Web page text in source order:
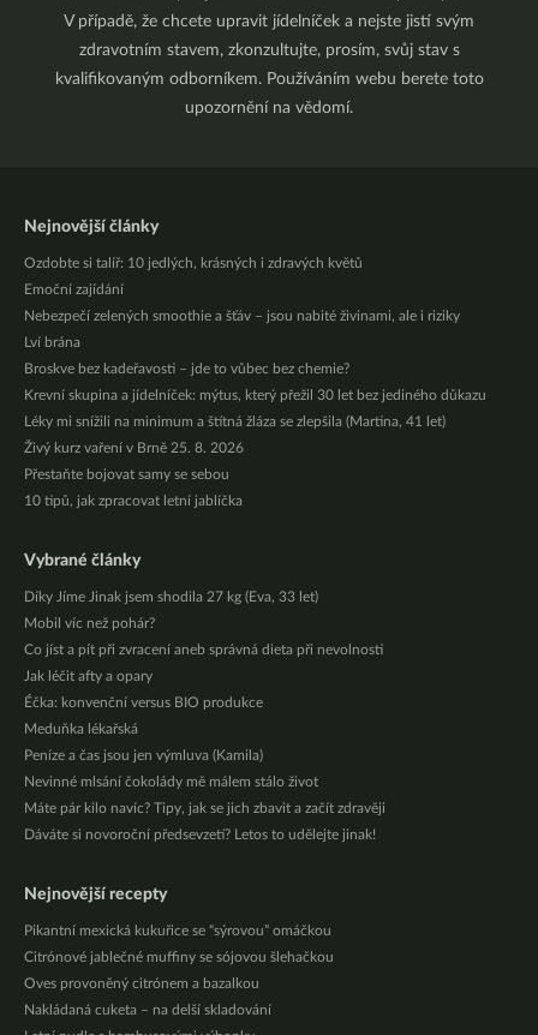
V případě, že chcete upravit jídelníček a nejste jistí svým
zdravotním stavem, zkonzultujte, prosím, svůj stav s
kvalifikovaným odborníkem. Používáním webu berete toto
upozornění na vědomí.
Nejnovější články
Ozdobte si talíř: 10 jedlých, krásných i zdravých květů
Emoční zajídání
Nebezpečí zelených smoothie a šťáv – jsou nabité živinami, ale i riziky
Lví brána
Broskve bez kadeřavosti – jde to vůbec bez chemie?
Krevní skupina a jídelníček: mýtus, který přežil 30 let bez jediného důkazu
Léky mi snížili na minimum a štítná žláza se zlepšila (Martina, 41 let)
Živý kurz vaření v Brně 25. 8. 2026
Přestaňte bojovat samy se sebou
10 tipů, jak zpracovat letní jablíčka
Vybrané články
Díky Jíme Jinak jsem shodila 27 kg (Eva, 33 let)
Mobil víc než pohár?
Co jíst a pít při zvracení aneb správná dieta při nevolnosti
Jak léčit afty a opary
Éčka: konvenční versus BIO produkce
Meduňka lékařská
Peníze a čas jsou jen výmluva (Kamila)
Nevinné mlsání čokolády mě málem stálo život
Máte pár kilo navíc? Tipy, jak se jich zbavit a začít zdravěji
Dáváte si novoroční předsevzetí? Letos to udělejte jinak!
Nejnovější recepty
Pikantní mexická kukuřice se “sýrovou” omáčkou
Citrónové jablečné muffiny se sójovou šlehačkou
Oves provoněný citrónem a bazalkou
Nakládaná cuketa – na delší skladování